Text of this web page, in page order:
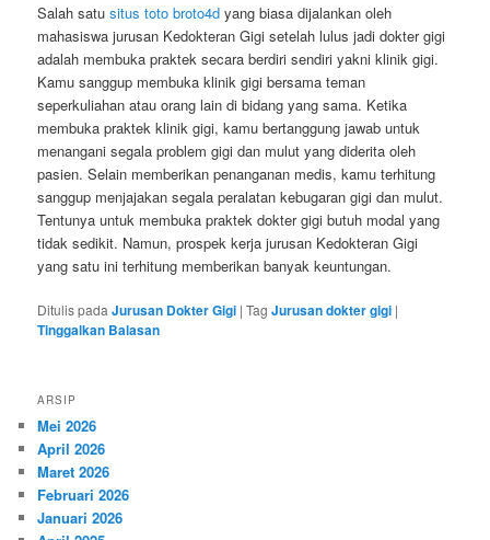
Salah satusitus toto broto4d yang biasa dijalankan oleh
mahasiswa jurusan Kedokteran Gigi setelah lulus jadi dokter gigi
adalah membuka praktek secara berdiri sendiri yakni klinik gigi.
Kamu sanggup membuka klinik gigi bersama teman
seperkuliahan atau orang lain di bidang yang sama. Ketika
membuka praktek klinik gigi, kamu bertanggung jawab untuk
menangani segala problem gigi dan mulut yang diderita oleh
pasien. Selain memberikan penanganan medis, kamu terhitung
sanggup menjajakan segala peralatan kebugaran gigi dan mulut.
Tentunya untuk membuka praktek dokter gigi butuh modal yang
tidak sedikit. Namun, prospek kerja jurusan Kedokteran Gigi
yang satu ini terhitung memberikan banyak keuntungan.
Ditulis pada Jurusan Dokter Gigi |Tag Jurusan dokter gigi |
Tinggalkan Balasan
ARSIP
Mei 2026
April 2026
Maret 2026
Februari 2026
Januari 2026